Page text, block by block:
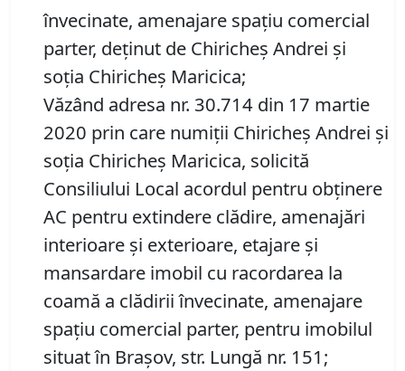
învecinate, amenajare spaţiu comercial
parter, deţinut de Chiricheş Andrei și
soția Chiricheş Maricica;
Văzând adresa nr. 30.714 din 17 martie
2020 prin care numiţii Chiricheş Andrei și
soţia Chiricheş Maricica, solicită
Consiliului Local acordul pentru obţinere
AC pentru extindere clădire, amenajări
interioare şi exterioare, etajare şi
mansardare imobil cu racordarea la
coamă a clădirii învecinate, amenajare
spaţiu comercial parter, pentru imobilul
situat în Braşov, str. Lungă nr. 151;